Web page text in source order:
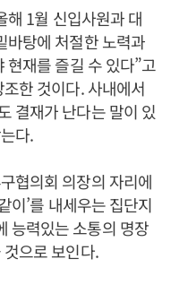
해 1월 신입사원과 대
바탕에 처절한 노력과
현재를 즐길 수 있다”고
한 것이다. 사내에서
결재가 난다는 말이 있
다.
협의회 의장의 자리에
이’를 내세우는 집단지
능력있는 소통의 명장
으로 보인다.